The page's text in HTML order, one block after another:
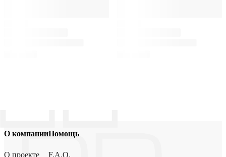
О компании
О проекте
Помощь
F.A.Q.